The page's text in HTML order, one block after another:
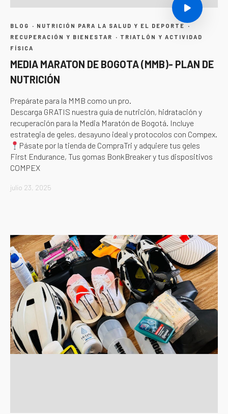
BLOG · NUTRICIÓN PARA LA SALUD Y EL DEPORTE ·
RECUPERACIÓN Y BIENESTAR · TRIATLÓN Y ACTIVIDAD
FÍSICA
MEDIA MARATON DE BOGOTA (MMB)- PLAN DE
NUTRICIÓN
Prepárate para la MMB como un pro.
Descarga GRATIS nuestra guía de nutrición, hidratación y
recuperación para la Media Maratón de Bogotá. Incluye
estrategia de geles, desayuno ideal y protocolos con Compex.
Pásate por la tienda de CompraTri y adquiere tus geles
First Endurance, Tus gomas BonkBreaker y tus dispositivos
COMPEX
julio 23, 2025